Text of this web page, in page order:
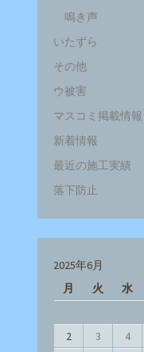
鳴き声
いたずら
その他
ウ被害
マスコミ掲載情報
新着情報
最近の施工実績
落下防止
2025年6月
月
火 水
2
3 4